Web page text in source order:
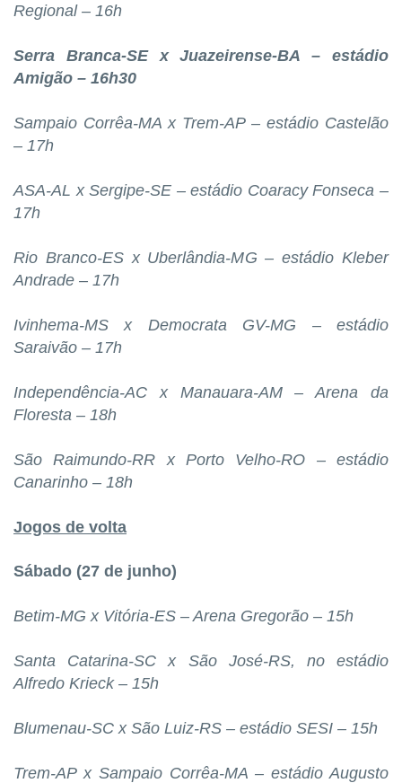
Regional – 16h
Serra Branca-SE x Juazeirense-BA – estádio
Amigão – 16h30
Sampaio Corrêa-MA x Trem-AP – estádio Castelão
– 17h
ASA-AL x Sergipe-SE – estádio Coaracy Fonseca –
17h
Rio Branco-ES x Uberlândia-MG – estádio Kleber
Andrade – 17h
Ivinhema-MS x Democrata GV-MG – estádio
Saraivão – 17h
Independência-AC x Manauara-AM – Arena da
Floresta – 18h
São Raimundo-RR x Porto Velho-RO – estádio
Canarinho – 18h
Jogos de volta
Sábado (27 de junho)
Betim-MG x Vitória-ES – Arena Gregorão – 15h
Santa Catarina-SC x São José-RS, no estádio
Alfredo Krieck – 15h
Blumenau-SC x São Luiz-RS – estádio SESI – 15h
Trem-AP x Sampaio Corrêa-MA – estádio Augusto